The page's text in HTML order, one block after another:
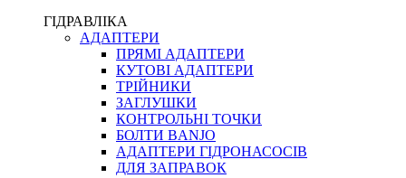
ФІТИНГИ ДІАГНОСТИЧНІ
АКСЕСУАРИ
ТРУБКИ ТА КОМПЛЕКТУЮЧІ
ФІТИНГИ ГІДРАВЛІЧНІ
ФІТИНГИ КОНДИЦІОНЕРНІ
ЗАХИСТ РУКАВІВ
ФІТИНГИ KARCHER
ФІТИНГИ НА ПІДЙОМ КАБІНИ
ГІДРАВЛІКА
АДАПТЕРИ
ПРЯМІ АДАПТЕРИ
КУТОВІ АДАПТЕРИ
ТРІЙНИКИ
ЗАГЛУШКИ
КОНТРОЛЬНІ ТОЧКИ
БОЛТИ BANJO
АДАПТЕРИ ГІДРОНАСОСІВ
ДЛЯ ЗАПРАВОК